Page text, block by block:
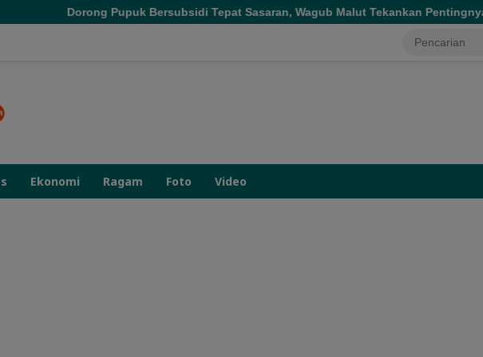
Bersubsidi Tepat Sasaran, Wagub Malut Tekankan Pentingnya Digitalisasi
Ekonomi Ragam Foto Video